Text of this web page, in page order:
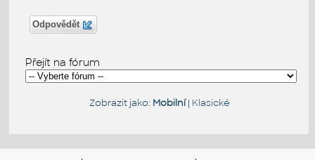
Odpovědět
Přejít na fórum
Zobrazit jako: Mobilní| Klasické